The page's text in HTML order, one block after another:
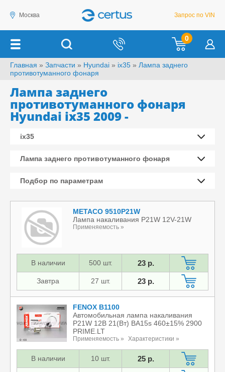
Москва Запрос по VIN
0
Главная » Запчасти » Hyundai » ix35 » Лампа заднего
противотуманного фонаря
Лампа заднего
противотуманного фонаря
Hyundai ix35 2009 -
ix35
Лампа заднего противотуманного фонаря
Подбор по параметрам
METACO 9510P21W
Лампа накаливания P21W 12V-21W
Применяемость »
В наличии 500 шт. 23 р.
Завтра 27 шт. 23 р.
FENOX B1100
Автомобильная лампа накаливания
P21W 12В 21(Вт) BA15s 460±15% 2900
PRIME.LT
Применяемость » Характеристики »
В наличии 10 шт. 25 р.